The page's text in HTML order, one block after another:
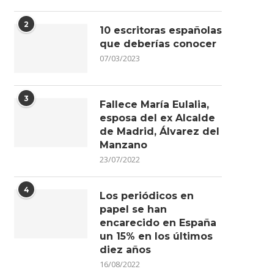
2
10 escritoras españolas
que deberías conocer
07/03/2023
3
Fallece María Eulalia,
esposa del ex Alcalde
de Madrid, Álvarez del
Manzano
23/07/2022
4
Los periódicos en
papel se han
encarecido en España
un 15% en los últimos
diez años
16/08/2022